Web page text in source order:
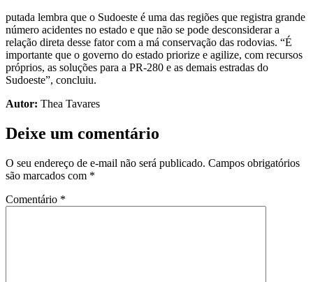
putada lembra que o Sudoeste é uma das regiões que registra grande
número acidentes no estado e que não se pode desconsiderar a
relação direta desse fator com a má conservação das rodovias. “É
importante que o governo do estado priorize e agilize, com recursos
próprios, as soluções para a PR-280 e as demais estradas do
Sudoeste”, concluiu.
Autor: Thea Tavares
Deixe um comentário
O seu endereço de e-mail não será publicado. Campos obrigatórios
são marcados com *
Comentário *